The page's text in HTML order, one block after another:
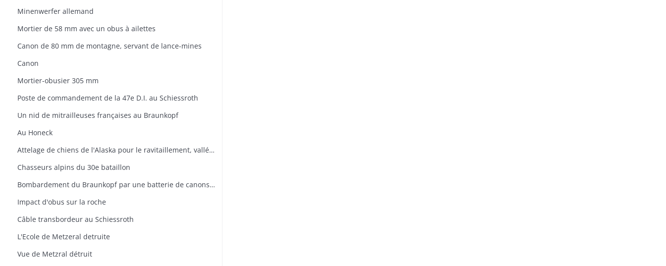
Minenwerfer allemand
Mortier de 58 mm avec un obus à ailettes
Canon de 80 mm de montagne, servant de lance-mines
Canon
Mortier-obusier 305 mm
Poste de commandement de la 47e D.I. au Schiessroth
Un nid de mitrailleuses françaises au Braunkopf
Au Honeck
Attelage de chiens de l'Alaska pour le ravitaillement, vallée de Munster
Chasseurs alpins du 30e bataillon
Bombardement du Braunkopf par une batterie de canons de 220 mm, amenés spécialement à Mittlach pour l'offensive, 15 juin 1915
Impact d'obus sur la roche
Câble transbordeur au Schiessroth
L'Ecole de Metzeral detruite
Vue de Metzral détruit